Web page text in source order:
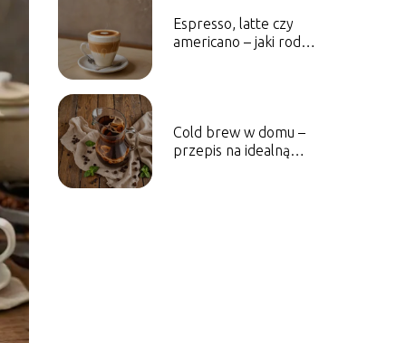
Espresso, latte czy
americano – jaki rodzaj
Cold brew w domu –
przepis na idealną